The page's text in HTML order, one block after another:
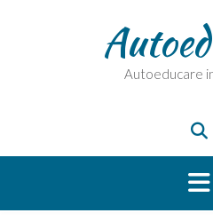
Autoeducare